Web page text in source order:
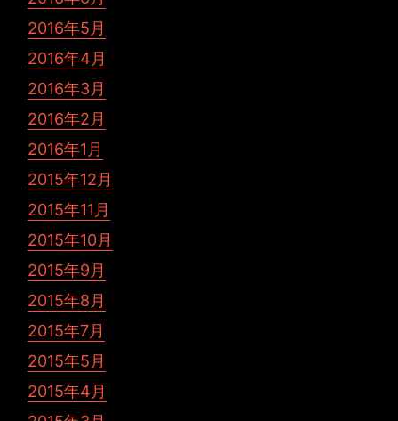
2016年5月
2016年4月
2016年3月
2016年2月
2016年1月
2015年12月
2015年11月
2015年10月
2015年9月
2015年8月
2015年7月
2015年5月
2015年4月